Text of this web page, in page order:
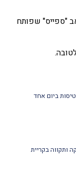
"ספייס" שפותח
ותקווה בקריית